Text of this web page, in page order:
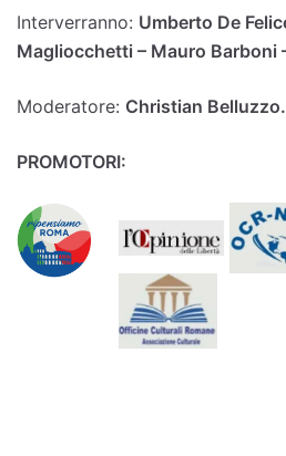
Interverranno: Umberto De
Magliocchetti – Mauro Barboni
Moderatore: Christian Belluzzo.
PROMOTORI: